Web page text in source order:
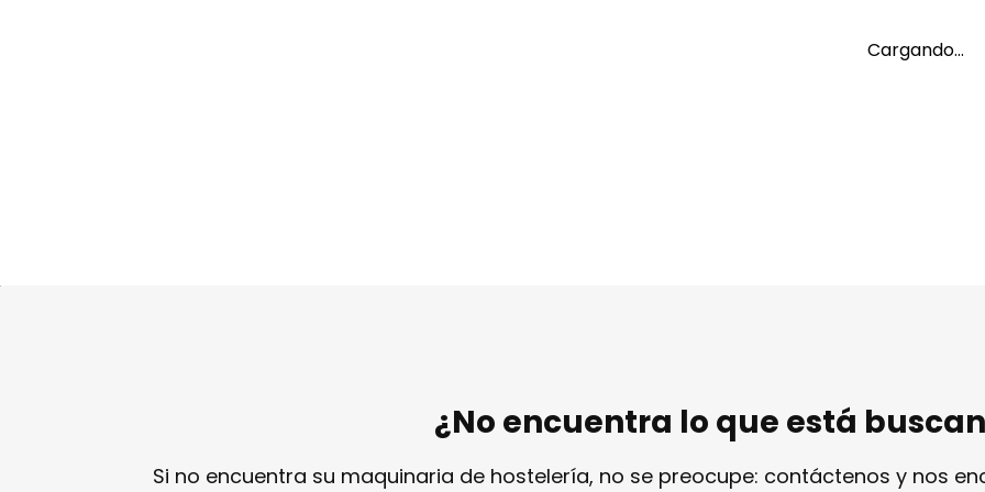
Cargando…
¿No encuentra lo que está
Si no encuentra su maquinaria de hostelería, no se preocupe: contáctenos y nos